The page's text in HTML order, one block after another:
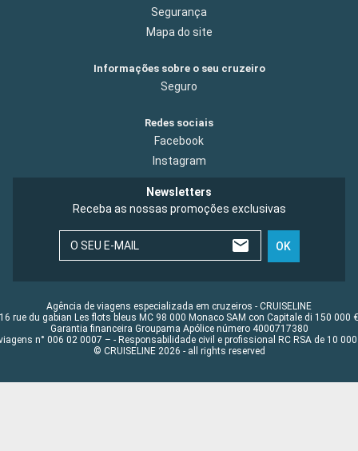
Segurança
Mapa do site
Informações sobre o seu cruzeiro
Seguro
Redes sociais
Facebook
Instagram
Newsletters
Receba as nossas promoções exclusivas
O SEU E-MAIL OK
Agência de viagens especializada em cruzeiros - CRUISELINE
16 rue du gabian Les flots bleus MC 98 000 Monaco SAM con Capitale di 150 000 €
Garantia financeira Groupama Apólice número 4000717380
n° 006 02 0007 – - Responsabilidade civil e profissional RC RSA de 10 000
© CRUISELINE 2026 - all rights reserved